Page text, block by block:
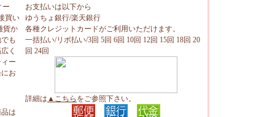
ー
買い
貨か
も
く
ー
お
は
お支払いは以下から
ゆうちょ銀行/楽天銀行
各種クレジットカードがご利用いただけます。
一括払い/リボ払い/3回 5回 6回 10回 12回 15回 18回 20
回 24回
詳細は ▲こちら をご参照下さい。